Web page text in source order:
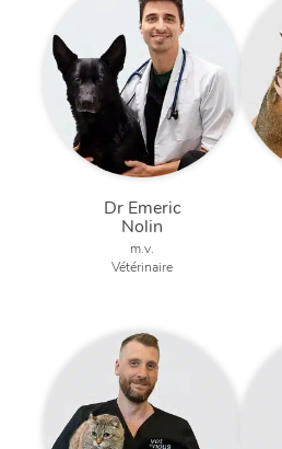
Dr Emeric
Nolin
m.v.
Vétérinaire